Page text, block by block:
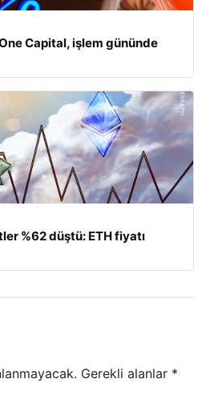
Capital, işlem gününde
%62 düştü: ETH fiyatı
Gerekli alanlar *